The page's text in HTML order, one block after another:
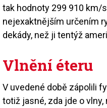
tak hodnoty 299 910 km/
nejexaktnějším určením
dekády, než ji tentýž
Vlnění éteru
V uvedené době zápolili
totiž jasné, zda jde o vlny,